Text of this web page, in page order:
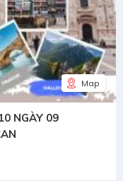
Map
NGÀY 09